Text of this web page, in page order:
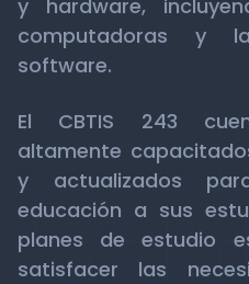
y hardware,
computadoras y
software.
El CBTIS 243
altamente
y actualizados
educación a sus
planes de estudio
satisfacer las